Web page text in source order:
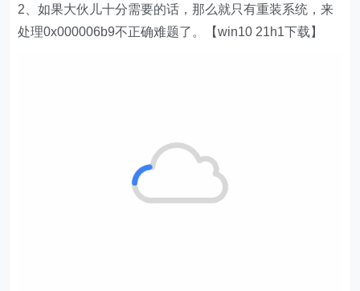
2、如果大伙儿十分需要的话，那么就只有重装系统，来
处理0x000006b9不正确难题了。【win10 21h1下载】